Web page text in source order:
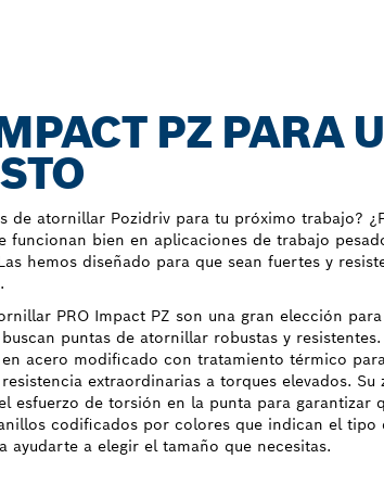
PZ PARA
de atornillar Pozidriv para tu próximo trabajo?
funcionan bien en aplicaciones de trabajo
hemos diseñado para que sean fuertes y
PRO Impact PZ son una gran elección para
puntas de atornillar robustas y
acero modificado con tratamiento térmico
extraordinarias a torques elevados. Su
esfuerzo de torsión en la punta para garantizar
codificados por colores que indican el tipo
ayudarte a elegir el tamaño que necesitas.